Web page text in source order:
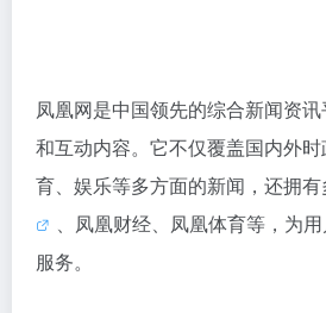
凤凰网是中国领先的综合新闻资
和互动内容。它不仅覆盖国内外
育、娱乐等多方面的新闻，还拥有
、凤凰财经、凤凰体育等，为
服务。